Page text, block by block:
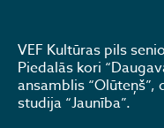
VEF Kultūras pils
Piedalās kori
ansamblis “Olūteņš”,
studija “Jaunība”.